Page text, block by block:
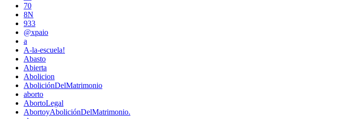
70
8N
933
@xpaio
a
A-la-escuela!
Abasto
Abierta
Abolicion
AboliciónDelMatrimonio
aborto
AbortoLegal
AbortoyAboliciónDelMatrimonio.